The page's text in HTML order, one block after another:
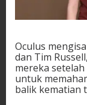
Oculus
dan Tim
mereka
untuk
balik kematian